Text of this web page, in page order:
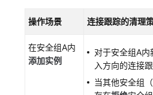
络
IP
操作场景 连接跟踪的清理
在安全组A内
添加实例
对于安全组A
入方向的连接
当其他安全组